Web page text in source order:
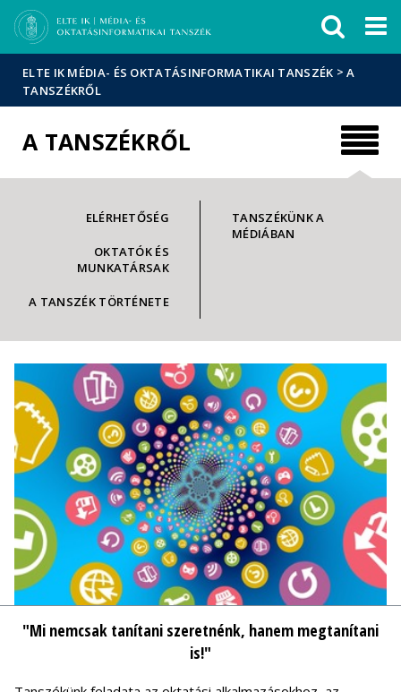
Események
sajtóban
ELTE IK MÉDIA- ÉS OKTATÁSINFORMATIKAI TANSZÉK >A
TANSZÉKRŐL
A TANSZÉKRŐL
ELÉRHETŐSÉG
OKTATÓK ÉS
MUNKATÁRSAK
A TANSZÉK TÖRTÉNETE
TANSZÉKÜNK A
MÉDIÁBAN
"Mi nemcsak tanítani szeretnénk, hanem megtanítani
is!"